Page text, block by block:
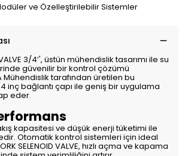
ve Özelleştirilebilir Sistemler
VALVE 3/4’', üstün mühendislik tasarımı ile su
güvenilir bir kontrol çözümü
Mühendislik tarafından üretilen bu
inç bağlantı çapı ile geniş bir uygulama
eder.
kapasitesi ve düşük enerji tüketimi ile
Otomatik kontrol sistemleri için ideal
SELENOID VALVE, hızlı açma ve kapama